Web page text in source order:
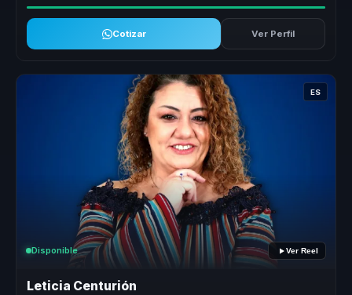
Cotizar Ver Perfil
ES
Disponible Ver Reel
Leticia Centurión